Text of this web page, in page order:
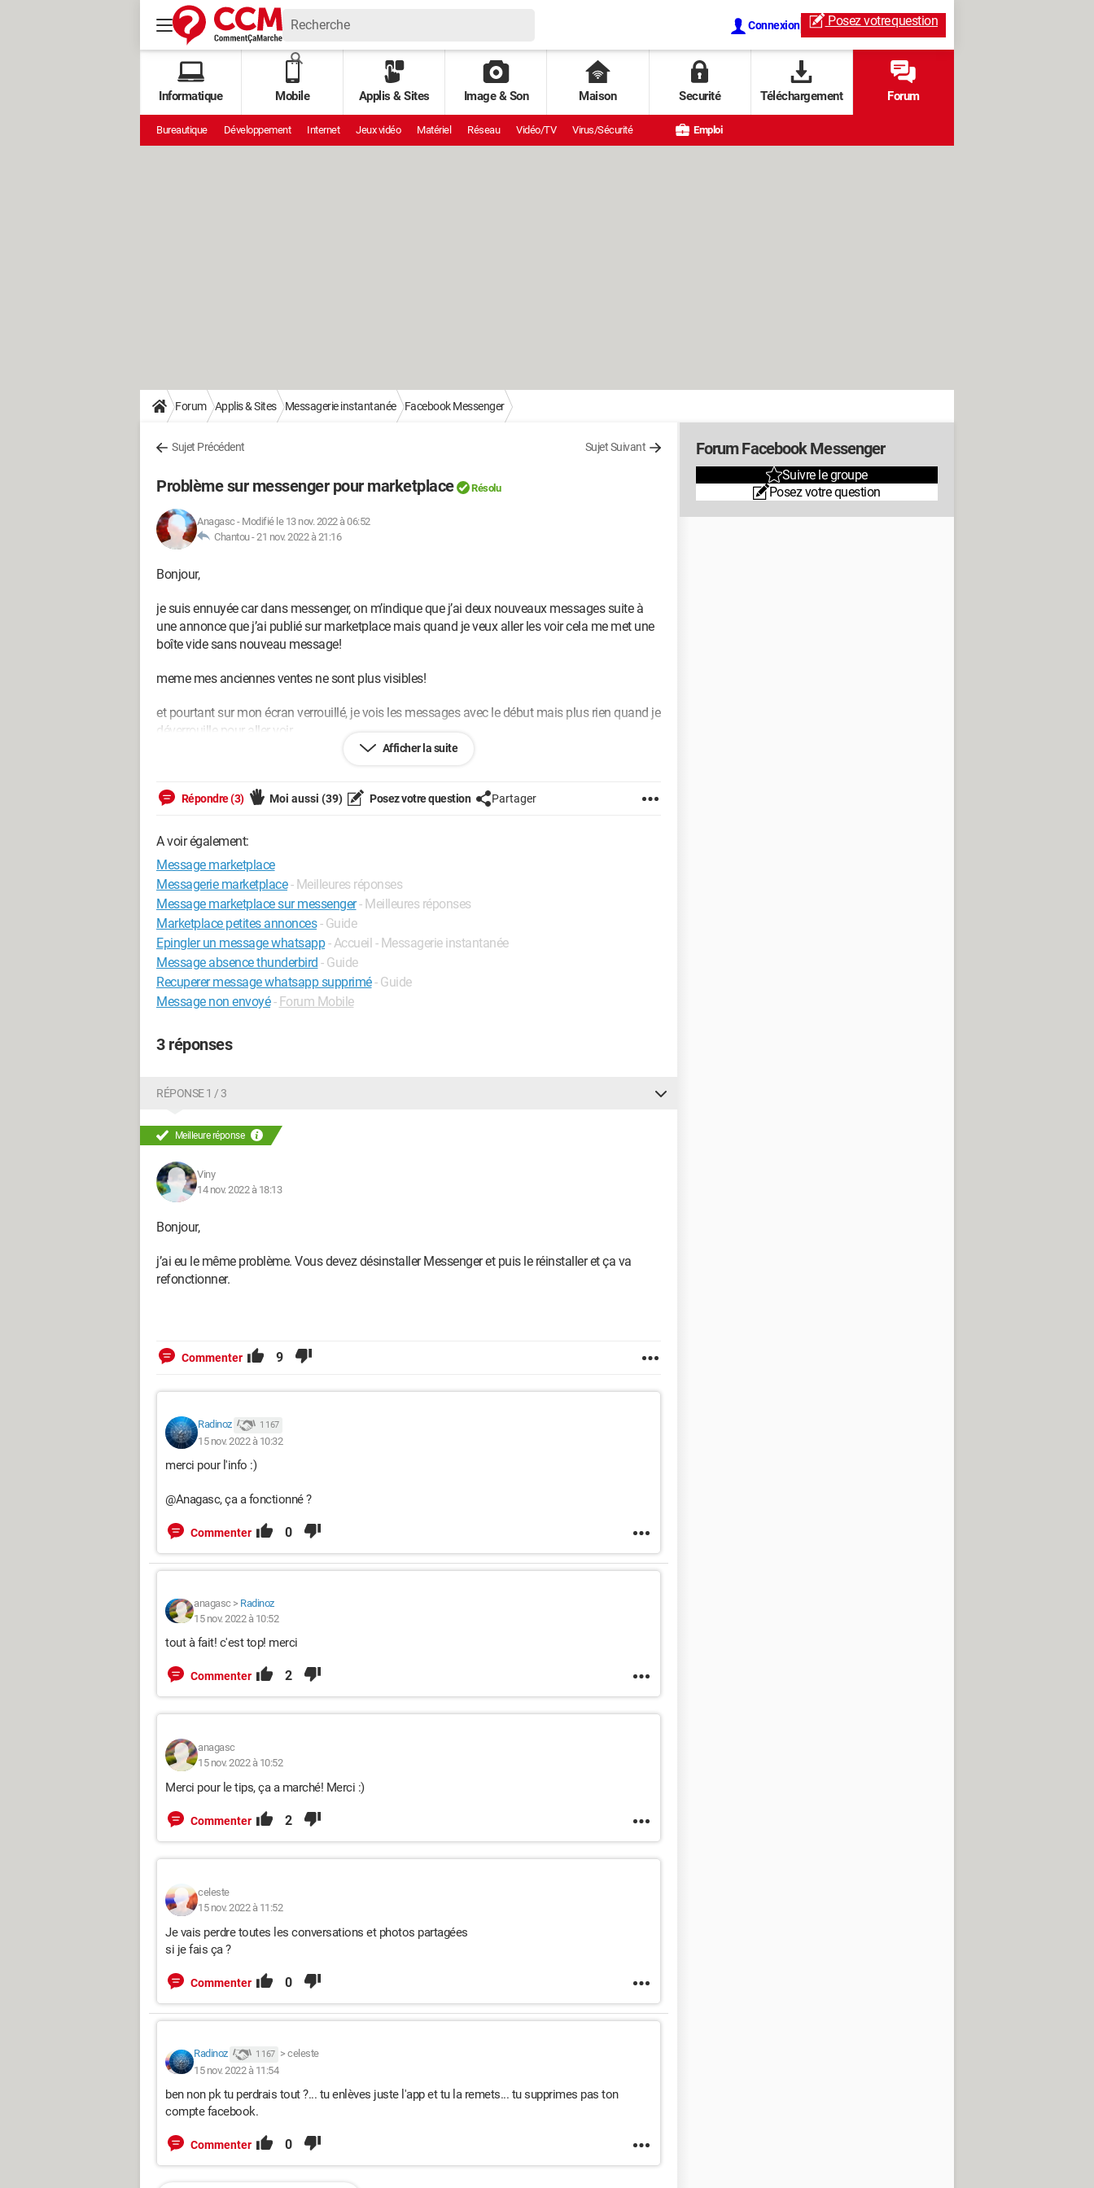
Connexion Posez votrequestion
Informatique Mobile Applis & Sites Image & Son Maison Securité Téléchargement Forum
Bureautique Développement Internet Jeux vidéo Matériel Réseau Vidéo/TV Virus/Sécurité Emploi
Forum Applis & Sites Messagerie instantanée Facebook Messenger
Sujet Précédent Sujet Suivant
Problème sur messenger pour marketplace Résolu
Anagasc - Modifié le 13 nov. 2022 à 06:52
Chantou -21 nov. 2022 à 21:16
Bonjour,
je suis ennuyée car dans messenger, on m’indique que j’ai deux nouveaux messages suite à
une annonce que j’ai publié sur marketplace mais quand je veux aller les voir cela me met une
boîte vide sans nouveau message!
meme mes anciennes ventes ne sont plus visibles!
et pourtant sur mon écran verrouillé, je vois les messages avec le début mais plus rien quand je
déverrouille pour aller voir.
merci ????????
Afficher la suite
Répondre (3) Moi aussi (39) Posez votre question Partager
A voir également:
Message marketplace
Messagerie marketplace - Meilleures réponses
Message marketplace sur messenger- Meilleures réponses
Marketplace petites annonces - Guide
Epingler un message whatsapp - Accueil - Messagerie instantanée
Message absence thunderbird - Guide
Recuperer message whatsapp supprimé- Guide
Message non envoyé - Forum Mobile
3 réponses
RÉPONSE 1 / 3
Meilleure réponse
Viny
14 nov. 2022 à 18:13
Bonjour,
j’ai eu le même problème. Vous devez désinstaller Messenger et puis le réinstaller et ça va
refonctionner.
Commenter 9
Radinoz 1 167
15 nov. 2022 à 10:32
merci pour l'info :)
@Anagasc, ça a fonctionné ?
Commenter 0
anagasc > Radinoz
15 nov. 2022 à 10:52
tout à fait! c'est top! merci
Commenter 2
anagasc
15 nov. 2022 à 10:52
Merci pour le tips, ça a marché! Merci :)
Commenter 2
celeste
15 nov. 2022 à 11:52
Je vais perdre toutes les conversations et photos partagées
si je fais ça ?
Commenter 0
Radinoz 1 167 > celeste
15 nov. 2022 à 11:54
ben non pk tu perdrais tout ?... tu enlèves juste l'app et tu la remets... tu supprimes pas ton
compte facebook.
Commenter 0
Forum Facebook Messenger
Suivre le groupe
Posez votre question